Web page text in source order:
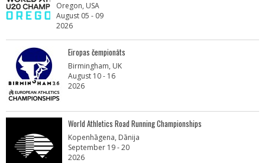
Oregon, USA
August 05 - 09
2026
Eiropas čempionāts
Birmingham, UK
August 10 - 16
2026
World Athletics Road Running Championships
Kopenhāgena, Dānija
September 19 - 20
2026